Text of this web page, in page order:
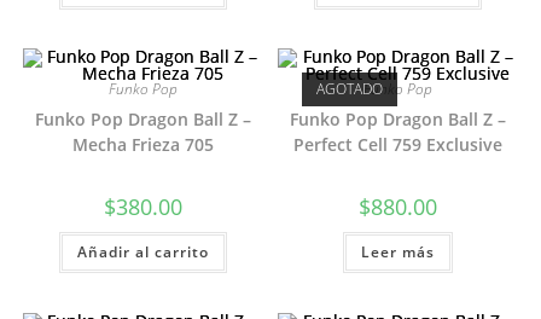
Funko Pop
Funko Pop Dragon Ball Z –
Mecha Frieza 705
$380.00
Añadir al carrito
AGOTADOFunko Pop
Funko Pop Dragon Ball Z –
Perfect Cell 759 Exclusive
$880.00
Leer más